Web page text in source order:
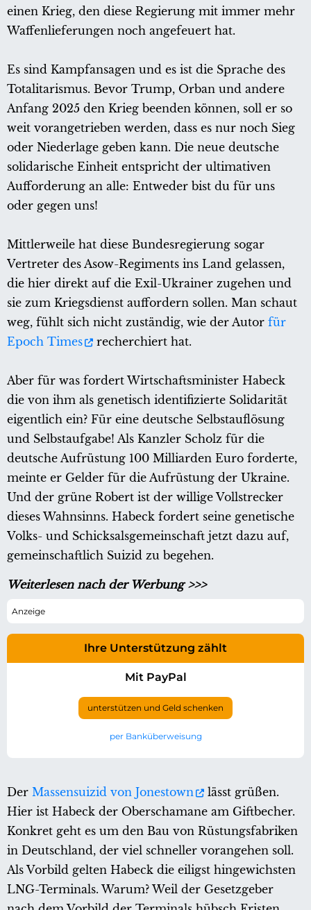
einen Krieg, den diese Regierung mit immer mehr
Waffenlieferungen noch angefeuert hat.
Es sind Kampfansagen und es ist die Sprache des
Totalitarismus. Bevor Trump, Orban und andere
Anfang 2025 den Krieg beenden können, soll er so
weit vorangetrieben werden, dass es nur noch Sieg
oder Niederlage geben kann. Die neue deutsche
solidarische Einheit entspricht der ultimativen
Aufforderung an alle: Entweder bist du für uns
oder gegen uns!
Mittlerweile hat diese Bundesregierung sogar
Vertreter des Asow-Regiments ins Land gelassen,
die hier direkt auf die Exil-Ukrainer zugehen und
sie zum Kriegsdienst auffordern sollen. Man schaut
weg, fühlt sich nicht zuständig, wie der Autor für
Epoch Times
recherchiert hat.
Aber für was fordert Wirtschaftsminister Habeck
die von ihm als genetisch identifizierte Solidarität
eigentlich ein? Für eine deutsche Selbstauflösung
und Selbstaufgabe! Als Kanzler Scholz für die
deutsche Aufrüstung 100 Milliarden Euro forderte,
meinte er Gelder für die Aufrüstung der Ukraine.
Und der grüne Robert ist der willige Vollstrecker
dieses Wahnsinns. Habeck fordert seine genetische
Volks- und Schicksalsgemeinschaft jetzt dazu auf,
gemeinschaftlich Suizid zu begehen.
Weiterlesen nach der Werbung >>>
Ihre Unterstützung zählt
Mit PayPal
unterstützen und Geld schenken
per Banküberweisung
Der Massensuizid von Jonestown
lässt grüßen.
Hier ist Habeck der Oberschamane am Giftbecher.
Konkret geht es um den Bau von Rüstungsfabriken
in Deutschland, der viel schneller vorangehen soll.
Als Vorbild gelten Habeck die eiligst hingewichsten
LNG-Terminals. Warum? Weil der Gesetzgeber